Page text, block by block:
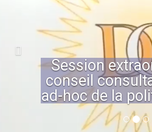
Session
conseil
ad-hoc de la